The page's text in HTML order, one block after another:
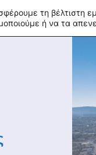
τη βέλτιστη
ή να τα